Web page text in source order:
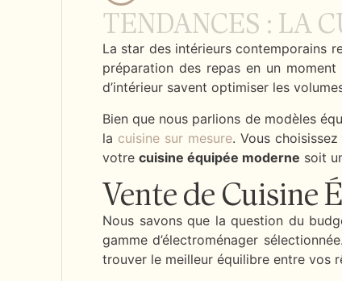
TENDANCES : LA
La star des intérieurs contemporains
préparation des repas en un
d’intérieur savent optimiser les
Bien que nous parlions de modèles
la cuisine sur mesure. Vous
votrecuisine équipée moderne soit
Vente de Cuisine
Nous savons que la question du
gamme d’électroménager
trouver le meilleur équilibre entre vos